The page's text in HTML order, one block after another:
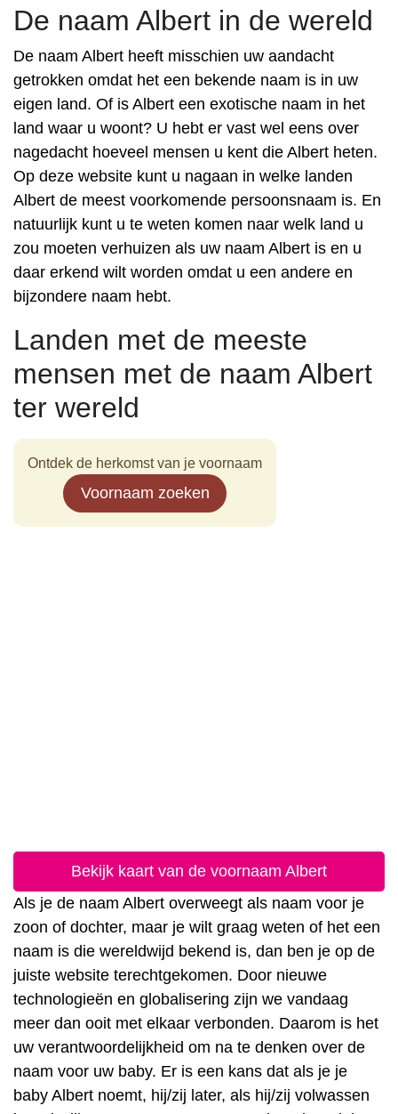
De naam Albert in de wereld
De naam Albert heeft misschien uw aandacht
getrokken omdat het een bekende naam is in uw
eigen land. Of is Albert een exotische naam in het
land waar u woont? U hebt er vast wel eens over
nagedacht hoeveel mensen u kent die Albert heten.
Op deze website kunt u nagaan in welke landen
Albert de meest voorkomende persoonsnaam is. En
natuurlijk kunt u te weten komen naar welk land u
zou moeten verhuizen als uw naam Albert is en u
daar erkend wilt worden omdat u een andere en
bijzondere naam hebt.
Landen met de meeste
mensen met de naam Albert
ter wereld
Ontdek de herkomst van je voornaam
Voornaam zoeken
Bekijk kaart van de voornaam Albert
Als je de naam Albert overweegt als naam voor je
zoon of dochter, maar je wilt graag weten of het een
naam is die wereldwijd bekend is, dan ben je op de
juiste website terechtgekomen. Door nieuwe
technologieën en globalisering zijn we vandaag
meer dan ooit met elkaar verbonden. Daarom is het
uw verantwoordelijkheid om na te denken over de
naam voor uw baby. Er is een kans dat als je je
baby Albert noemt, hij/zij later, als hij/zij volwassen